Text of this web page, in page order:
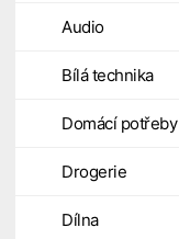
Audio
Bílá technika
Domácí
Drogerie
Dílna